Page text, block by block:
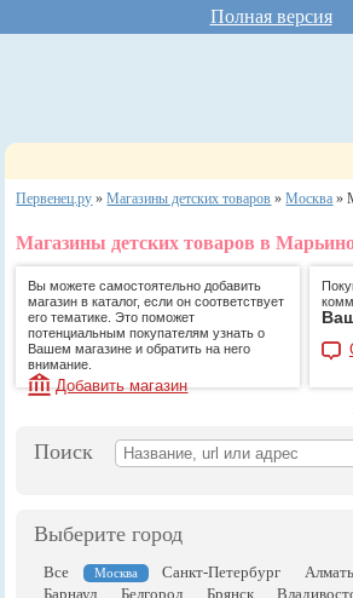
Полная версия
Первенец.ру »Магазины детских товаров »Москва »
Магазины детских товаров в
Вы можете самостоятельно добавить
магазин в каталог, если он соответствует
его тематике. Это поможет
потенциальным покупателям узнать о
Вашем магазине и обратить на него
внимание.
Добавить магазин
Поиск
Выберите город
Все Москва Санкт-Петербург
Барнаул
Белгород Брянск